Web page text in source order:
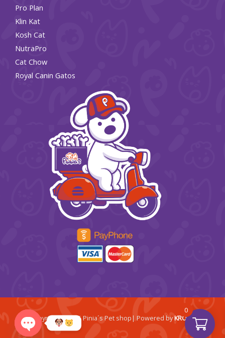
Pro Plan
Klin Kat
Kosh Cat
NutraPro
Cat Chow
Royal Canin Gatos
Copyright © 2025 Pinia´s Pet shop| Powered byKRONA
0